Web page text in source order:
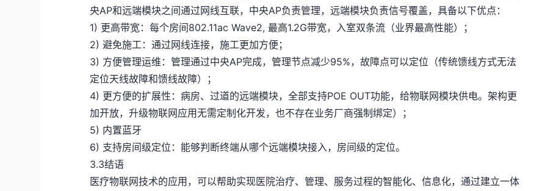
央AP和远端模块之间通过网线互联，中央AP负责管理，远端模块负责信号覆盖，具备以下优点：
1) 更高带宽：每个房间802.11ac Wave2, 最高1.2G带宽，入室双条流（业界最高性能）；
2) 避免施工：通过网线连接，施工更加方便；
3) 方便管理运维：管理通过中央AP完成，管理节点减少95%，故障点可以定位（传统馈线方式无法
定位天线故障和馈线故障）；
4) 更方便的扩展性：病房、过道的远端模块，全部支持POE OUT功能，给物联网模块供电。架构更
加开放，升级物联网应用无需定制化开发，也不存在业务厂商强制绑定）；
5) 内置蓝牙
6) 支持房间级定位：能够判断终端从哪个远端模块接入，房间级的定位。
3.3结语
医疗物联网技术的应用，可以帮助实现医院治疗、管理、服务过程的智能化、信息化，通过建立一体